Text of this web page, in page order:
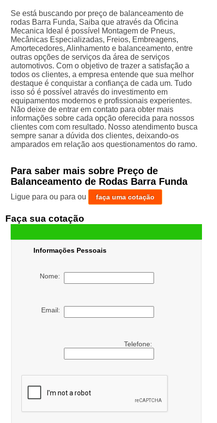
Se está buscando por preço de balanceamento de
rodas Barra Funda, Saiba que através da Oficina
Mecanica Ideal é possível Montagem de Pneus,
Mecânicas Especializadas, Freios, Embreagens,
Amortecedores, Alinhamento e balanceamento, entre
outras opções de serviços da área de serviços
automotivos. Com o objetivo de trazer a satisfação a
todos os clientes, a empresa entende que sua melhor
destaque é conquistar a confiança de cada um. Tudo
isso só é possível através do investimento em
equipamentos modernos e profissionais experientes.
Não deixe de entrar em contato para obter mais
informações sobre cada opção oferecida para nossos
clientes com com resultado. Nosso atendimento busca
sempre sanar a dúvida dos clientes, deixando-os
amparados em relação aos questionamentos do ramo.
Para saber mais sobre Preço de
Balanceamento de Rodas Barra Funda
Ligue para ou para ou faça uma cotação
Faça sua cotação
Informações Pessoais
Nome:
Email:
Telefone: